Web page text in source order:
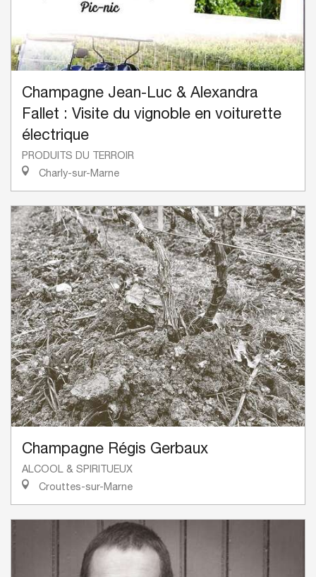
Champagne Jean-Luc & Alexandra
Fallet : Visite du vignoble en voiturette
électrique
PRODUITS DU TERROIR
Charly-sur-Marne
Champagne Régis Gerbaux
ALCOOL & SPIRITUEUX
Crouttes-sur-Marne